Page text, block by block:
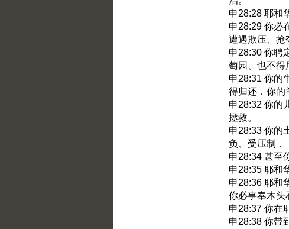
申28:28 耶和
申28:29 你必
遭遇欺压、抢
申28:30 你聘
萄园、也不得
申28:31 你的
得归还．你的
申28:32 你的
拯救。
申28:33 你的
负、受压制．
申28:34 甚至
申28:35 耶和
申28:36 耶和
你必事奉木头
申28:37 你在
申28:38 你带